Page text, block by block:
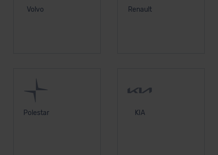
Volvo Renault
Polestar KIA